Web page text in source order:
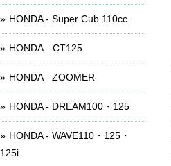
HONDA - Super Cub 110cc
HONDA CT125
HONDA - ZOOMER
HONDA - DREAM100・125
HONDA - WAVE110・125・
125i